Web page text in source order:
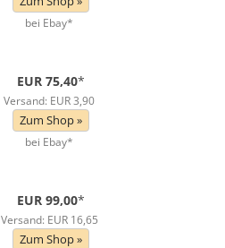
bei Ebay*
EUR 75,40*
Versand: EUR 3,90
Zum Shop »
bei Ebay*
EUR 99,00*
Versand: EUR 16,65
Zum Shop »